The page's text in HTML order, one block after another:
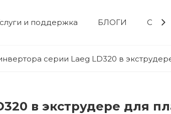
и поддержка БЛОГИ
серии Laeg LD320 в
в экструдере для